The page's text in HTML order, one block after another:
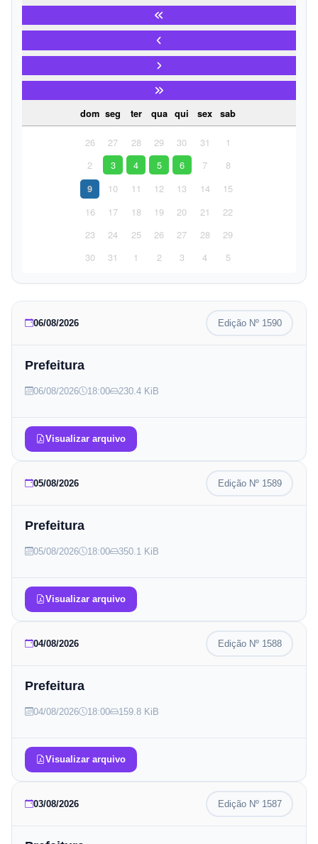
dom seg ter qua qui sex sab
26 27 28 29 30 31
1
2
3 4 5 6 7 8
9 10 11 12 13 14
15
16
17 18 19 20 21
22
23
24 25 26 27 28
29
30
31 1 2 3 4 5
06/08/2026 Edição Nº 1590
Prefeitura
06/08/2026 18:00 230.4 KiB
Visualizar arquivo
05/08/2026 Edição Nº 1589
Prefeitura
05/08/2026 18:00 350.1 KiB
Visualizar arquivo
04/08/2026 Edição Nº 1588
Prefeitura
04/08/2026 18:00 159.8 KiB
Visualizar arquivo
03/08/2026 Edição Nº 1587